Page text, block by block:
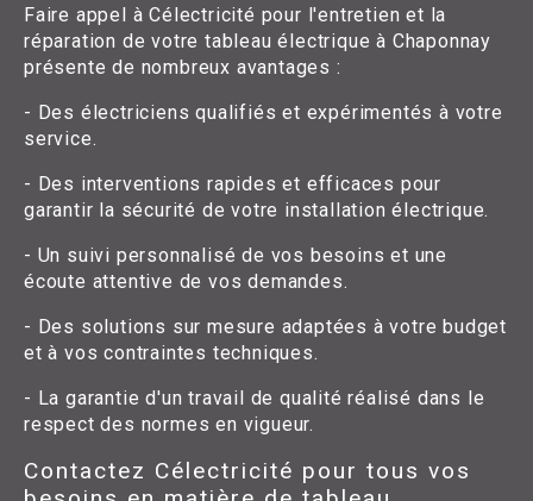
Faire appel à Célectricité pour l'entretien et la
réparation de votre tableau électrique à Chaponnay
présente de nombreux avantages :
- Des électriciens qualifiés et expérimentés à votre
service.
- Des interventions rapides et efficaces pour
garantir la sécurité de votre installation électrique.
- Un suivi personnalisé de vos besoins et une
écoute attentive de vos demandes.
- Des solutions sur mesure adaptées à votre budget
et à vos contraintes techniques.
- La garantie d'un travail de qualité réalisé dans le
respect des normes en vigueur.
Contactez Célectricité pour tous vos